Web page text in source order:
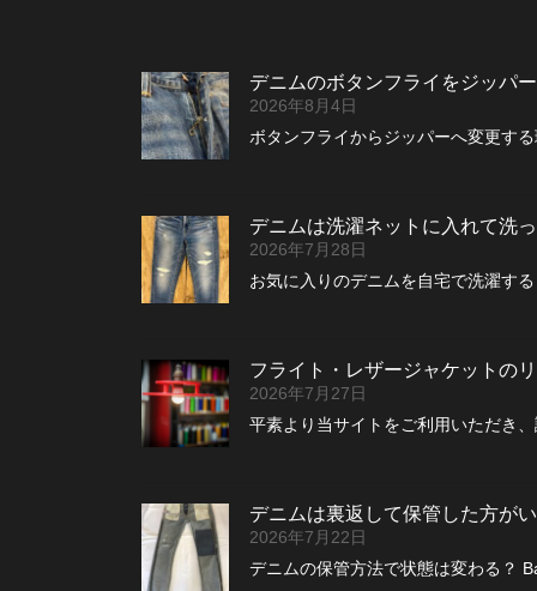
の
ペ
ー
ジ
送
り
デニムのボタンフライをジッパ
2026年8月4日
ボタンフライからジッパーへ変更す
デニムは洗濯ネットに入れて洗
2026年7月28日
お気に入りのデニムを自宅で洗濯す
フライト・レザージャケットの
2026年7月27日
平素より当サイトをご利用いただき
デニムは裏返して保管した方が
2026年7月22日
デニムの保管方法で状態は変わる？